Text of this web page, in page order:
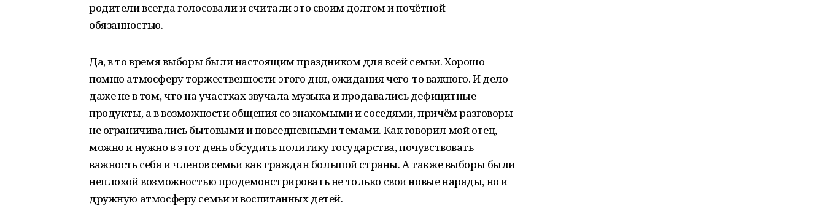
родители всегда голосовали и считали это своим долгом и почётной
обязанностью.
Да, в то время выборы были настоящим праздником для всей семьи. Хорошо
помню атмосферу торжественности этого дня, ожидания чего-то важного. И дело
даже не в том, что на участках звучала музыка и продавались дефицитные
продукты, а в возможности общения со знакомыми и соседями, причём разговоры
не ограничивались бытовыми и повседневными темами. Как говорил мой отец,
можно и нужно в этот день обсудить политику государства, почувствовать
важность себя и членов семьи как граждан большой страны. А также выборы были
неплохой возможностью продемонстрировать не только свои новые наряды, но и
дружную атмосферу семьи и воспитанных детей.